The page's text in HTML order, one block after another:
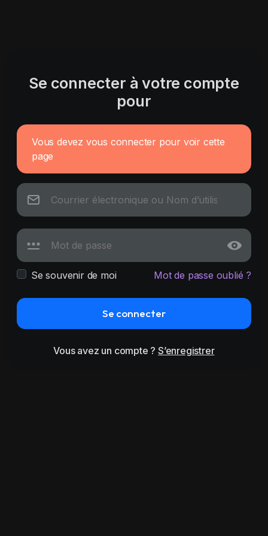
Se connecter à votre compte
pour
Vous devez vous connecter pour voir cette
page
Se souvenir de moi Mot de passe oublié ?
Se connecter
Vous avez un compte ?S’enregistrer